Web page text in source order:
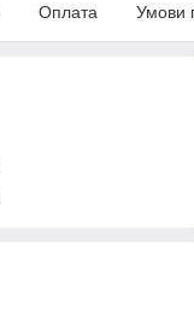
Оплата Умови